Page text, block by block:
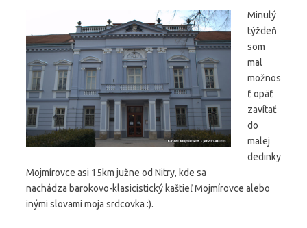
Minulý
týždeň
som
mal
možnos
ť opäť
zavítať
do
malej
dedinky
Mojmírovce asi 15km južne od Nitry, kde sa
nachádza barokovo-klasicistický kaštieľ Mojmírovce alebo
inými slovami moja srdcovka :).